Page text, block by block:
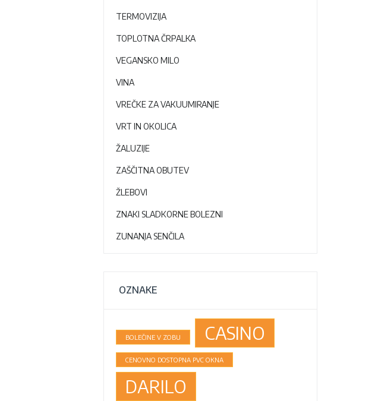
TERMOVIZIJA
TOPLOTNA ČRPALKA
VEGANSKO MILO
VINA
VREČKE ZA VAKUUMIRANJE
VRT IN OKOLICA
ŽALUZIJE
ZAŠČITNA OBUTEV
ŽLEBOVI
ZNAKI SLADKORNE BOLEZNI
ZUNANJA SENČILA
OZNAKE
BOLEČINE V ZOBU CASINO
CENOVNO DOSTOPNA PVC OKNA
DARILO